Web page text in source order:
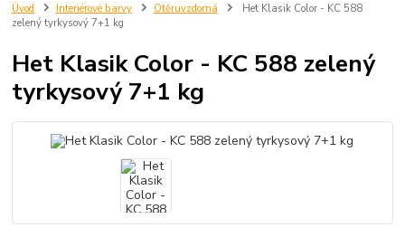
Úvod Interiérové barvy Otěruvzdorná
Het Klasik Color - KC 588
zelený tyrkysový 7+1 kg
Het Klasik Color - KC 588 zelený
tyrkysový 7+1 kg